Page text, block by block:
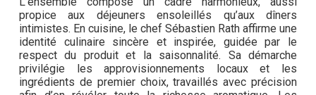
propice aux déjeuners ensoleillés qu’aux dîners
intimistes. En cuisine, le chef Sébastien Rath affirme une
identité culinaire sincère et inspirée, guidée par le
respect du produit et la saisonnalité. Sa démarche
privilégie les approvisionnements locaux et les
ingrédients de premier choix, travaillés avec précision